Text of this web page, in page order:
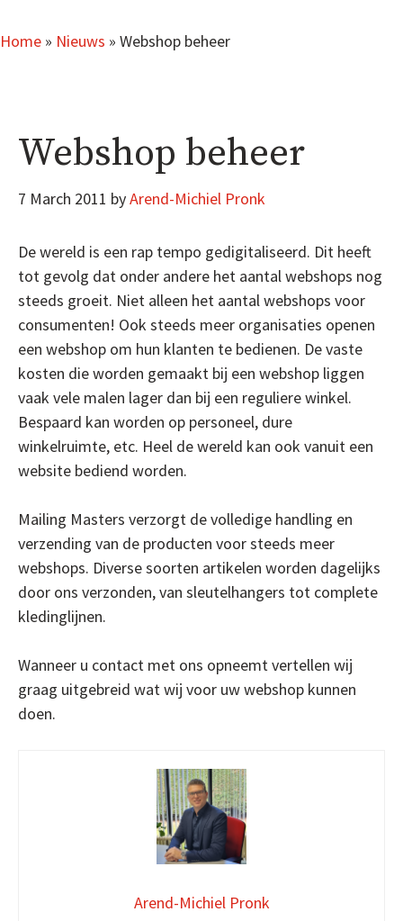
Home » Nieuws » Webshop beheer
Webshop beheer
7 March 2011 byArend-Michiel Pronk
De wereld is een rap tempo gedigitaliseerd. Dit heeft
tot gevolg dat onder andere het aantal webshops nog
steeds groeit. Niet alleen het aantal webshops voor
consumenten! Ook steeds meer organisaties openen
een webshop om hun klanten te bedienen. De vaste
kosten die worden gemaakt bij een webshop liggen
vaak vele malen lager dan bij een reguliere winkel.
Bespaard kan worden op personeel, dure
winkelruimte, etc. Heel de wereld kan ook vanuit een
website bediend worden.
Mailing Masters verzorgt de volledige handling en
verzending van de producten voor steeds meer
webshops. Diverse soorten artikelen worden dagelijks
door ons verzonden, van sleutelhangers tot complete
kledinglijnen.
Wanneer u contact met ons opneemt vertellen wij
graag uitgebreid wat wij voor uw webshop kunnen
doen.
Arend-Michiel Pronk